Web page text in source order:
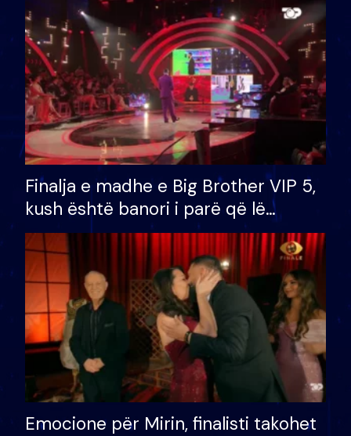
Finalja e madhe e Big Brother VIP 5,
kush është banori i parë që lë
shtëpinë dhe humb mundësinë për
të fituar çmimin e madh
Emocione për Mirin, finalisti takohet